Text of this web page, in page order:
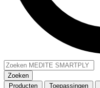
Zoeken
Producten
Toepassingen